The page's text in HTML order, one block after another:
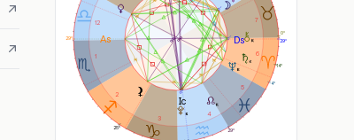
1
2
3
4
5
6
7
12
14°
4°
29°
0°
29°
29°
25°